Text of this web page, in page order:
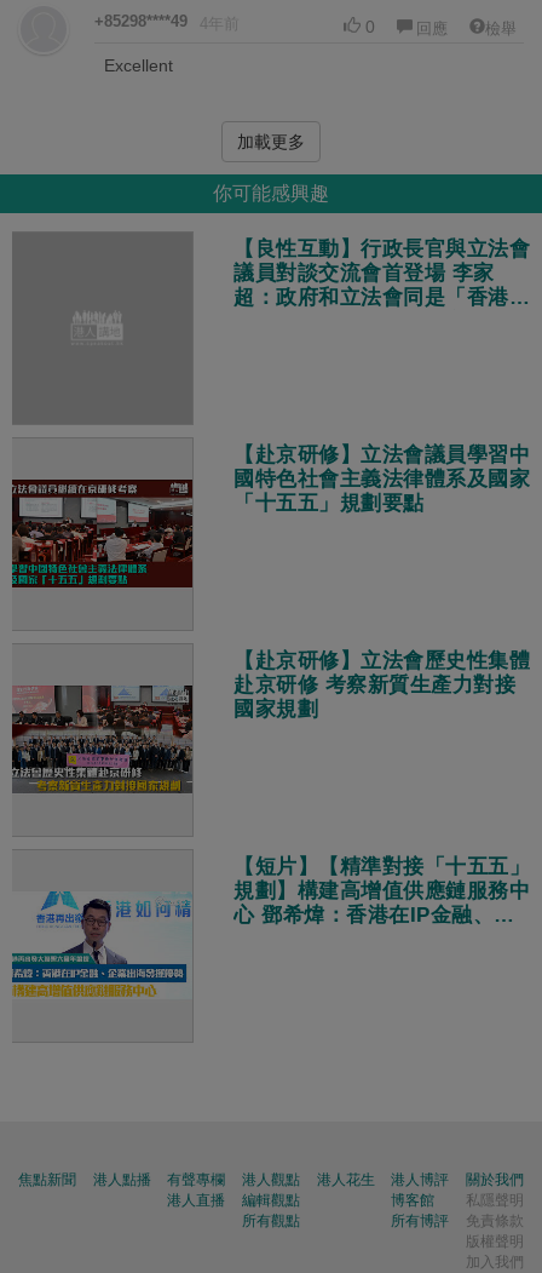
+85298****49 4年前 0 回應 檢舉
Excellent
加載更多
你可能感興趣
【良性互動】行政長官與立法會
議員對談交流會首登場 李家
超：政府和立法會同是「香港
【赴京研修】立法會議員學習中
國特色社會主義法律體系及國家
「十五五」規劃要點
【赴京研修】立法會歷史性集體
赴京研修 考察新質生產力對接
國家規劃
【短片】【精準對接「十五五」
規劃】構建高增值供應鏈服務中
心 鄧希煒：香港在IP金融、企
焦點新聞 港人點播
有聲專欄
港人直播
港人觀點
編輯觀點
所有觀點
港人花生
港人博評
博客館
所有博評
關於我們
私隱聲明
免責條款
版權聲明
加入我們